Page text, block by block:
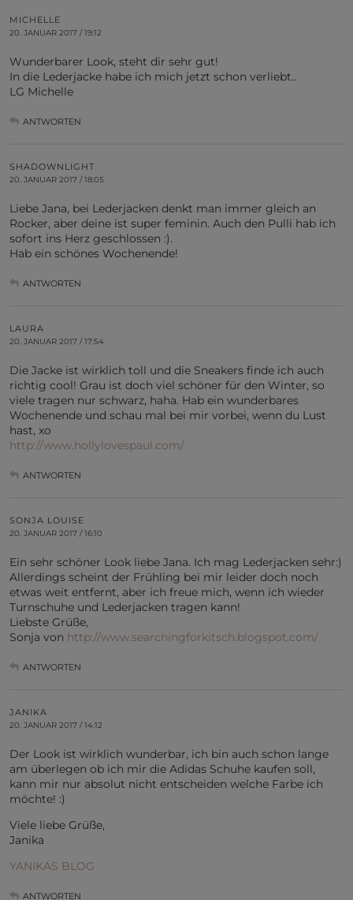
MICHELLE
20. JANUAR 2017 / 19:12
Wunderbarer Look, steht dir sehr gut!
In die Lederjacke habe ich mich jetzt schon verliebt..
LG Michelle
ANTWORTEN
SHADOWNLIGHT
20. JANUAR 2017 / 18:05
Liebe Jana, bei Lederjacken denkt man immer gleich an
Rocker, aber deine ist super feminin. Auch den Pulli hab ich
sofort ins Herz geschlossen :).
Hab ein schönes Wochenende!
ANTWORTEN
LAURA
20. JANUAR 2017 / 17:54
Die Jacke ist wirklich toll und die Sneakers finde ich auch
richtig cool! Grau ist doch viel schöner für den Winter, so
viele tragen nur schwarz, haha. Hab ein wunderbares
Wochenende und schau mal bei mir vorbei, wenn du Lust
hast, xo
http://www.hollylovespaul.com/
ANTWORTEN
SONJA LOUISE
20. JANUAR 2017 / 16:10
Ein sehr schöner Look liebe Jana. Ich mag Lederjacken sehr:)
Allerdings scheint der Frühling bei mir leider doch noch
etwas weit entfernt, aber ich freue mich, wenn ich wieder
Turnschuhe und Lederjacken tragen kann!
Liebste Grüße,
Sonja von http://www.searchingforkitsch.blogspot.com/
ANTWORTEN
JANIKA
20. JANUAR 2017 / 14:12
Der Look ist wirklich wunderbar, ich bin auch schon lange
am überlegen ob ich mir die Adidas Schuhe kaufen soll,
kann mir nur absolut nicht entscheiden welche Farbe ich
möchte! :)
Viele liebe Grüße,
Janika
YANIKAS BLOG
ANTWORTEN